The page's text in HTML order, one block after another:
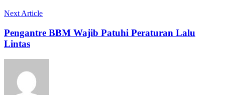
Next Article
Pengantre BBM Wajib Patuhi Peraturan Lalu
Lintas